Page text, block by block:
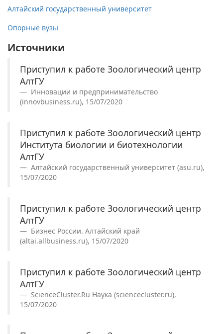
Алтайский государственный университет
Опорные вузы
Источники
Приступил к работе Зоологический центр
АлтГУ
Инновации и предпринимательство
(innovbusiness.ru), 15/07/2020
Приступил к работе Зоологический центр
Института биологии и биотехнологии
АлтГУ
Алтайский государственный университет (asu.ru),
15/07/2020
Приступил к работе Зоологический центр
АлтГУ
Бизнес России. Алтайский край
(altai.allbusiness.ru), 15/07/2020
Приступил к работе Зоологический центр
АлтГУ
ScienceCluster.Ru Наука (sciencecluster.ru),
15/07/2020